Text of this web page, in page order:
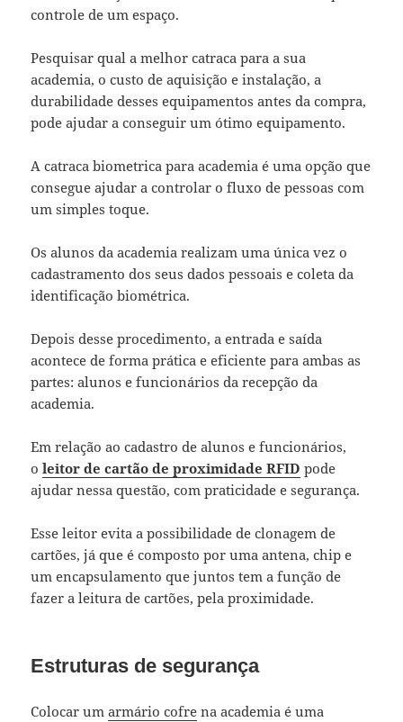
controle de um espaço.
Pesquisar qual a melhor catraca para a sua
academia, o custo de aquisição e instalação, a
durabilidade desses equipamentos antes da compra,
pode ajudar a conseguir um ótimo equipamento.
A catraca biometrica para academia é uma opção que
consegue ajudar a controlar o fluxo de pessoas com
um simples toque.
Os alunos da academia realizam uma única vez o
cadastramento dos seus dados pessoais e coleta da
identificação biométrica.
Depois desse procedimento, a entrada e saída
acontece de forma prática e eficiente para ambas as
partes: alunos e funcionários da recepção da
academia.
Em relação ao cadastro de alunos e funcionários,
oleitor de cartão de proximidade RFID pode
ajudar nessa questão, com praticidade e segurança.
Esse leitor evita a possibilidade de clonagem de
cartões, já que é composto por uma antena, chip e
um encapsulamento que juntos tem a função de
fazer a leitura de cartões, pela proximidade.
Estruturas de segurança
Colocar umarmário cofre na academia é uma